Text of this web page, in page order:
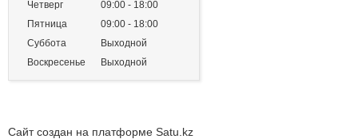
Четверг
09:00
18:00
Пятница
09:00
18:00
Суббота
Выходной
Воскресенье
Выходной
Сайт создан на платформе Satu.kz